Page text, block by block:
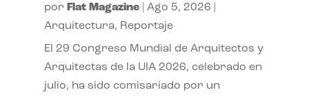
por Flat Magazine| Ago 5, 2026
Arquitectura, Reportaje
El 29 Congreso Mundial de Arquitectos y
Arquitectas de la UIA 2026, celebrado en
julio, ha sido comisariado por un